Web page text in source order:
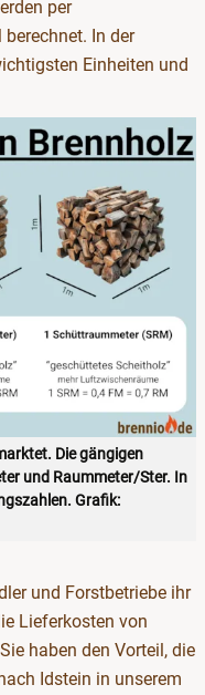
per
In der
Einheiten und
Die gängigen
und Raummeter/Ster. In
Grafik:
und Forstbetriebe ihr
Lieferkosten von
haben den Vorteil, die
Idstein in unserem